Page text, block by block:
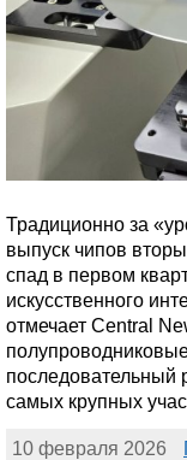
Традиционно за
выпуск чипов
спад в первом
искусственного
отмечает Central
последовательный
самых крупных
10 февраля 2026